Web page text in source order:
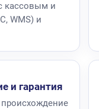
кассовым и
WMS) и
и гарантия